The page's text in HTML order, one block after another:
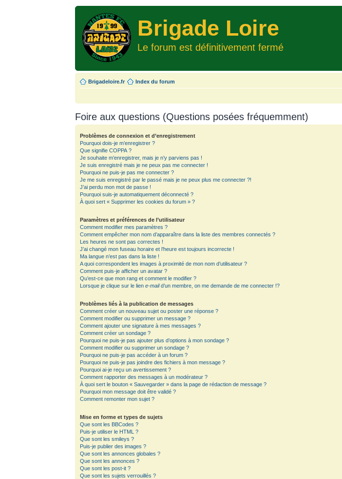
Brigade Loire
Le forum est définitivement fermé
Brigadeloire.fr Index du forum
Foire aux questions (Questions posées fréquemment)
Problèmes de connexion et d’enregistrement
Pourquoi dois-je m’enregistrer ?
Que signifie COPPA ?
Je souhaite m’enregistrer, mais je n’y parviens pas !
Je suis enregistré mais je ne peux pas me connecter !
Pourquoi ne puis-je pas me connecter ?
Je me suis enregistré par le passé mais je ne peux plus me connecter ?!
J’ai perdu mon mot de passe !
Pourquoi suis-je automatiquement déconnecté ?
À quoi sert « Supprimer les cookies du forum » ?
Paramètres et préférences de l’utilisateur
Comment modifier mes paramètres ?
Comment empêcher mon nom d’apparaître dans la liste des membres connectés ?
Les heures ne sont pas correctes !
J’ai changé mon fuseau horaire et l’heure est toujours incorrecte !
Ma langue n’est pas dans la liste !
A quoi correspondent les images à proximité de mon nom d’utilisateur ?
Comment puis-je afficher un avatar ?
Qu’est-ce que mon rang et comment le modifier ?
Lorsque je clique sur le liene-maild’un membre, on me demande de me connecter !?
Problèmes liés à la publication de messages
Comment créer un nouveau sujet ou poster une réponse ?
Comment modifier ou supprimer un message ?
Comment ajouter une signature à mes messages ?
Comment créer un sondage ?
Pourquoi ne puis-je pas ajouter plus d’options à mon sondage ?
Comment modifier ou supprimer un sondage ?
Pourquoi ne puis-je pas accéder à un forum ?
Pourquoi ne puis-je pas joindre des fichiers à mon message ?
Pourquoi ai-je reçu un avertissement ?
Comment rapporter des messages à un modérateur ?
À quoi sert le bouton « Sauvegarder » dans la page de rédaction de message ?
Pourquoi mon message doit être validé ?
Comment remonter mon sujet ?
Mise en forme et types de sujets
Que sont les BBCodes ?
Puis-je utiliser le HTML ?
Que sont les smileys ?
Puis-je publier des images ?
Que sont les annonces globales ?
Que sont les annonces ?
Que sont les post-it ?
Que sont les sujets verrouillés ?